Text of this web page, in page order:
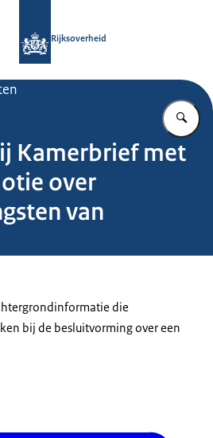
Rijksoverheid
Kamerbrief met
over
van
die
bij de besluitvorming over een